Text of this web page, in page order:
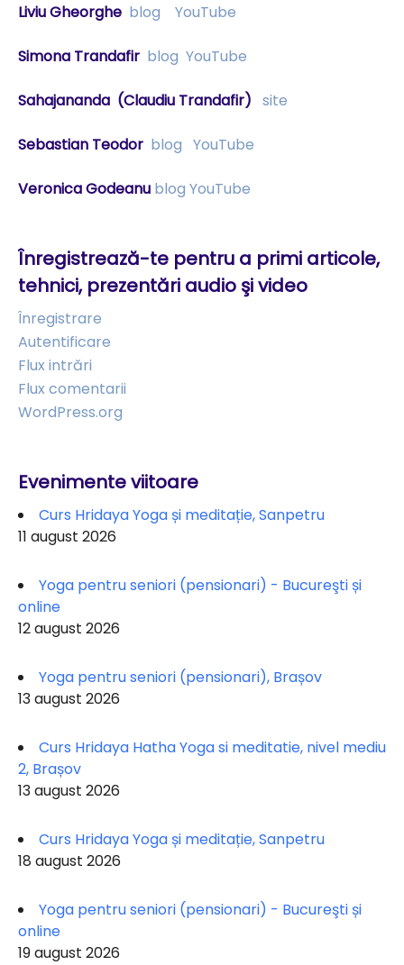
Liviu Gheorghe blog YouTube
Simona Trandafir blog YouTube
Sahajananda (Claudiu Trandafir) site
Sebastian Teodor blog YouTube
Veronica Godeanu blog YouTube
Înregistrează-te pentru a primi articole,
tehnici, prezentări audio şi video
Înregistrare
Autentificare
Flux intrări
Flux comentarii
WordPress.org
Evenimente viitoare
Curs Hridaya Yoga și meditație, Sanpetru
11 august 2026
Yoga pentru seniori (pensionari) - Bucureşti și
online
12 august 2026
Yoga pentru seniori (pensionari), Brașov
13 august 2026
Curs Hridaya Hatha Yoga si meditatie, nivel mediu
2, Brașov
13 august 2026
Curs Hridaya Yoga și meditație, Sanpetru
18 august 2026
Yoga pentru seniori (pensionari) - Bucureşti și
online
19 august 2026